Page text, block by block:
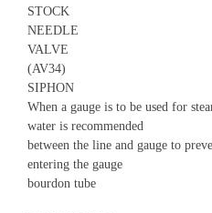
STOCK
NEEDLE
VALVE
(AV34)
SIPHON
When a gauge is to be used for
water is recommended
between the line and gauge to
entering the gauge
bourdon tube